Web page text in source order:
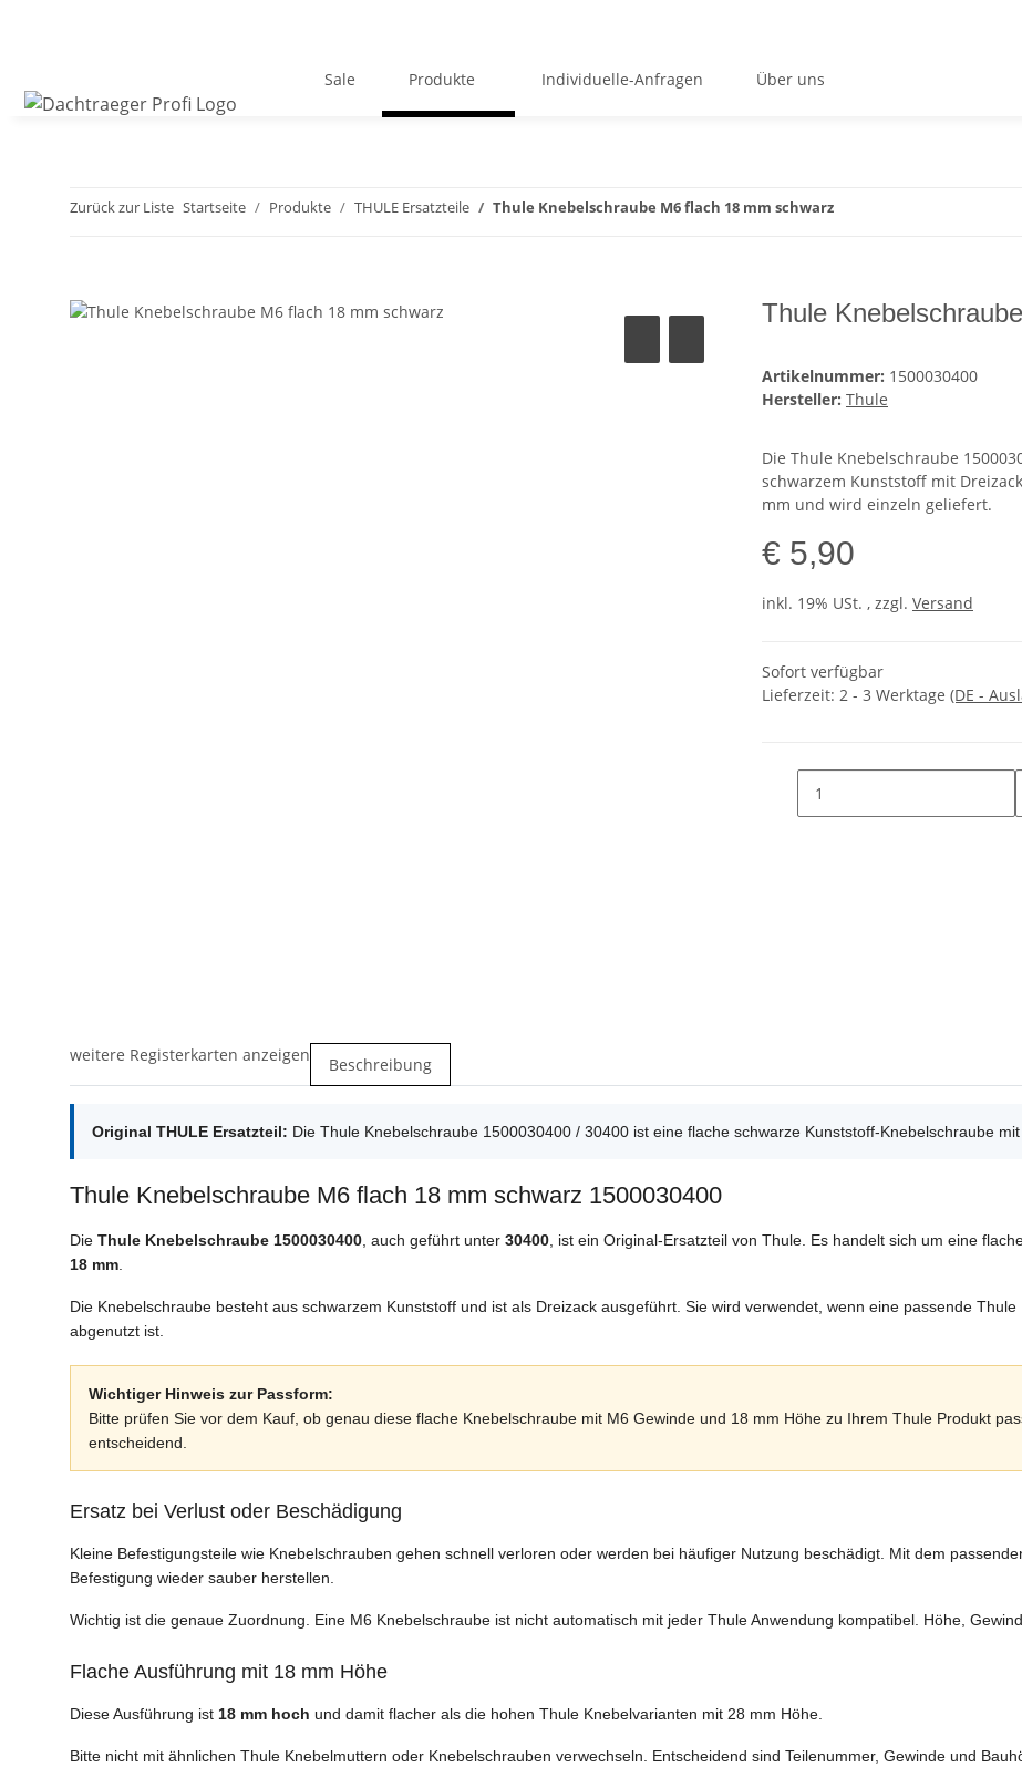
Sale Produkte Individuelle-Anfragen Über uns
Zurück zur Liste Startseite Produkte THULE Ersatzteile Thule Knebelschraube M6 flach 18 mm schwarz
Thule
Artikelnummer: 1500030400
Hersteller: Thule
Die Thule Knebelschraube
schwarzem Kunststoff mit
mm und wird einzeln geliefert.
€ 5,90
inkl. 19% USt. , zzgl. Versand
Sofort verfügbar
Lieferzeit: 2 - 3 Werktage (DE -
weitere Registerkarten anzeigen Beschreibung
Original THULE Ersatzteil: Die Thule Knebelschraube 1500030400 / 30400 ist eine flache schwarze Kunststoff-Knebelschraube
Thule Knebelschraube M6 flach 18 mm schwarz 1500030400
Die Thule Knebelschraube 1500030400, auch geführt unter 30400, ist ein Original-Ersatzteil von Thule. Es handelt sich um eine
18 mm.
Die Knebelschraube besteht aus schwarzem Kunststoff und ist als Dreizack ausgeführt. Sie wird verwendet, wenn eine passende
abgenutzt ist.
Wichtiger Hinweis zur Passform:
Bitte prüfen Sie vor dem Kauf, ob genau diese flache Knebelschraube mit M6 Gewinde und 18 mm Höhe zu Ihrem Thule Produkt
entscheidend.
Ersatz bei Verlust oder Beschädigung
Kleine Befestigungsteile wie Knebelschrauben gehen schnell verloren oder werden bei häufiger Nutzung beschädigt. Mit dem
Befestigung wieder sauber herstellen.
Wichtig ist die genaue Zuordnung. Eine M6 Knebelschraube ist nicht automatisch mit jeder Thule Anwendung kompatibel. Höhe,
Flache Ausführung mit 18 mm Höhe
Diese Ausführung ist 18 mm hoch und damit flacher als die hohen Thule Knebelvarianten mit 28 mm Höhe.
Bitte nicht mit ähnlichen Thule Knebelmuttern oder Knebelschrauben verwechseln. Entscheidend sind Teilenummer, Gewinde und